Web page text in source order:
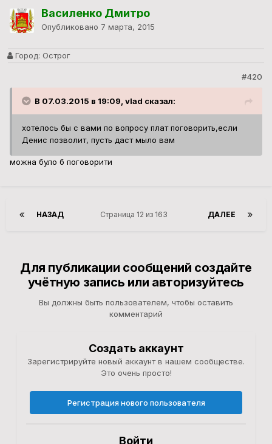
Василенко Дмитро
Опубликовано 7 марта, 2015
Город: Острог
#420
В 07.03.2015 в 19:09, vlad сказал:
хотелось бы с вами по вопросу плат поговорить,если
Денис позволит, пусть даст мыло вам
можна було б поговорити
НАЗАД ДАЛЕЕ
Страница 12 из 163
Для публикации сообщений создайте
учётную запись или авторизуйтесь
Вы должны быть пользователем, чтобы оставить
комментарий
Создать аккаунт
Зарегистрируйте новый аккаунт в нашем сообществе.
Это очень просто!
Регистрация нового пользователя
Войти